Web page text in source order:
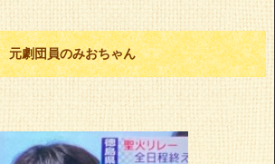
元劇団員のみおちゃん